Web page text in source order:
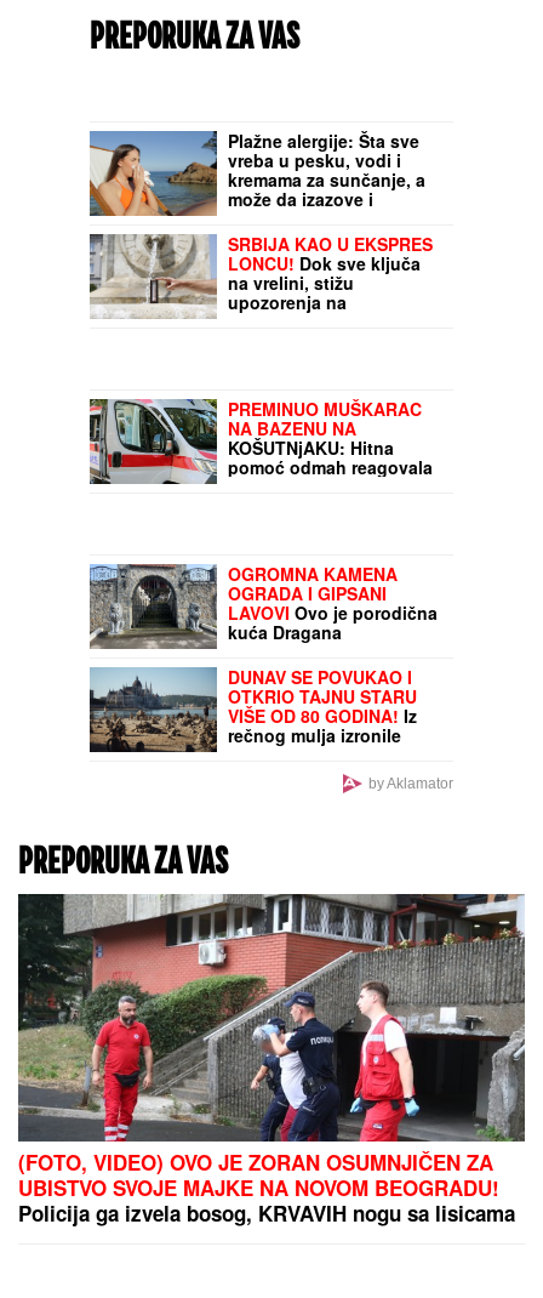
PREPORUKA ZA VAS
Plažne alergije: Šta sve
vreba u pesku, vodi i
kremama za sunčanje, a
može da izazove i
SRBIJA KAO U EKSPRES
LONCU! Dok sve ključa
na vrelini, stižu
upozorenja na
PREMINUO MUŠKARAC
NA BAZENU NA
KOŠUTNjAKU: Hitna
pomoć odmah reagovala
OGROMNA KAMENA
OGRADA I GIPSANI
LAVOVI Ovo je porodična
kuća Dragana
dvorac u Grockoj, tu
razvio i biznis (VIDEO)
DUNAV SE POVUKAO I
OTKRIO TAJNU STARU
VIŠE OD 80 GODINA! Iz
rečnog mulja izronile
Budimpešti: Odmah
pokrenuta istragaby Aklamator
PREPORUKA ZA VAS
(FOTO, VIDEO) OVO JE ZORAN OSUMNJIČEN ZA
UBISTVO SVOJE MAJKE NA NOVOM BEOGRADU!
Policija ga izvela bosog, KRVAVIH nogu sa lisicama